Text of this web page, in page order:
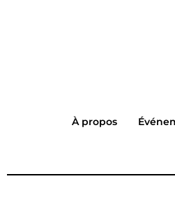
À propos